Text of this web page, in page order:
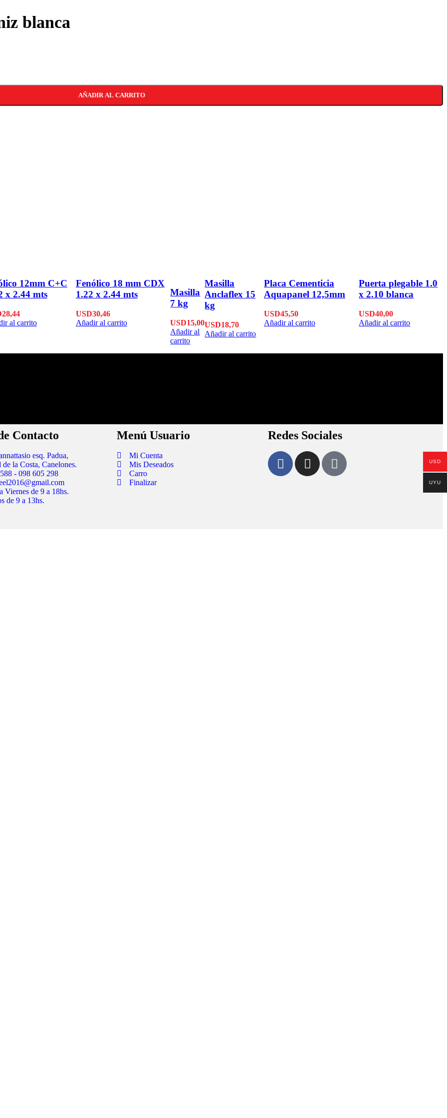
blanca
AÑADIR AL CARRITO
12mm C+C
x 2.44 mts
28,44
al carrito
Fenólico 18 mm CDX
1.22 x 2.44 mts
USD30,46
Añadir al carrito
Masilla
7 kg
USD15,00
Añadir al
carrito
Masilla
Anclaflex 15
kg
USD18,70
Añadir al carrito
Placa Cementicia
Aquapanel 12,5mm
USD45,50
Añadir al carrito
Puerta plegable 1.0
x 2.10 blanca
USD40,00
Añadir al carrito
Contacto
esq. Padua,
de la Costa, Canelones.
- 098 605 298
Viernes de 9 a 18hs.
de 9 a 13hs.
Menú Usuario
Mi Cuenta
Mis Deseados
Carro
Finalizar
Redes Sociales
USD
UYU